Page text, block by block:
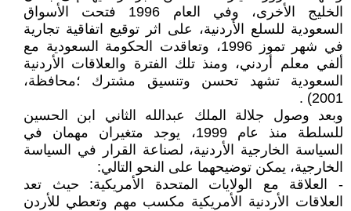
الخليج الأخرى، وفي العام 1996 فتحت الأسواق
السعودية للسلع الأردنية، على اثر توقيع اتفاقية تجارية
في شهر تموز 1996، وتعاقدت الحكومة السعودية مع
ألفي معلم أردني، ومنذ تلك الفترة والعلاقات الأردنية
السعودية تشهد تحسن وتنسيق مشترك ؛محافظة،
2001) .
وبعد وصول جلالة الملك عبدالله الثاني ابن الحسين
للسلطة منذ عام 1999، يوجد متغيران مهمان في
السياسة الخارجية الأردنية، لصناعة القرار في السياسة
الخارجية، يمكن توضيحهما على النحو التالي:
- العلاقة مع الولايات المتحدة الأمريكية: حيث تعد
العلاقات الأردنية الأمريكية مكسب مهم وتعطي للأردن